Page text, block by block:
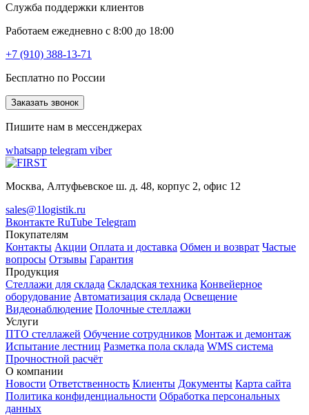
Служба поддержки клиентов
Работаем ежедневно с 8:00 до 18:00
+7 (910) 388-13-71
Бесплатно по России
Заказать звонок
Пишите нам в мессенджерах
whatsapp telegram viber
Москва, Алтуфьевское ш. д. 48, корпус 2, офис 12
sales@1logistik.ru
Вконтакте RuTube Telegram
Покупателям
Контакты Акции Оплата и доставка Обмен и возврат Частые
вопросы Отзывы Гарантия
Продукция
Стеллажи для склада Складская техника Конвейерное
оборудование Автоматизация склада Освещение
Видеонаблюдение Полочные стеллажи
Услуги
ПТО стеллажей Обучение сотрудников Монтаж и демонтаж
Испытание лестниц Разметка пола склада WMS система
Прочностной расчёт
О компании
Новости Ответственность Клиенты Документы Карта сайта
Политика конфиденциальности Обработка персональных
данных